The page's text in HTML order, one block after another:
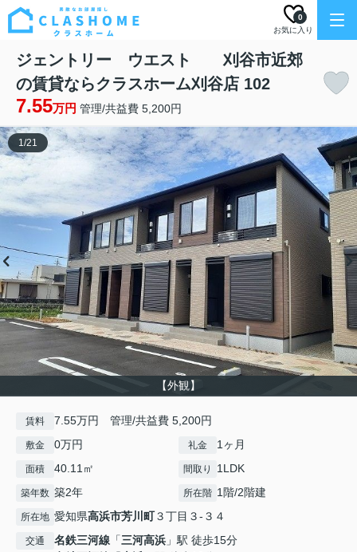
お気に入り
0
ジェントリー ウエスト 刈谷市近郊
の賃貸ならクラスホーム刈谷店 102
7.55万円 管理/共益費 5,200円
【外観】
1/21
賃料 7.55万円 管理/共益費 5,200円
敷金 0万円 礼金 1ヶ月
面積 40.11㎡ 間取り 1LDK
築年数 築2年 所在階 1階/2階建
所在地 愛知県高浜市芳川町３丁目３-３４
交通 名鉄三河線 「三河高浜 」駅 徒歩15分